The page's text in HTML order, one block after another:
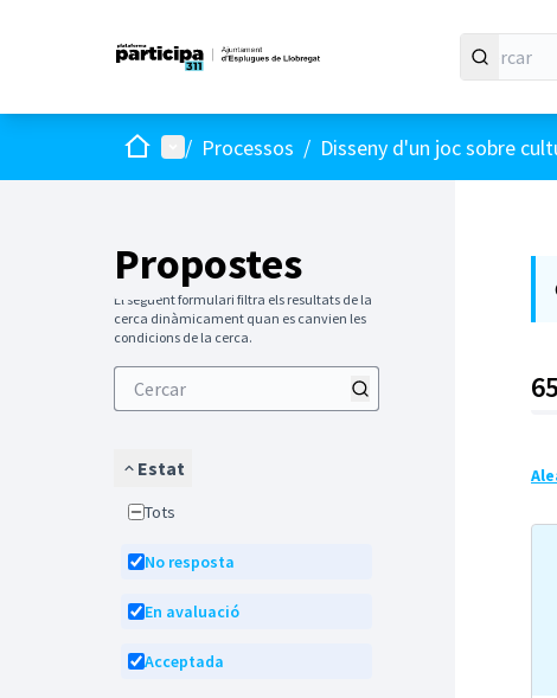
Inici Menú principal
/ Processos / Disseny d'un joc sobre
Propostes
El següent formulari filtra els resultats de la
cerca dinàmicament quan es canvien les
condicions de la cerca.
Estat
Tots
No resposta
En avaluació
Acceptada